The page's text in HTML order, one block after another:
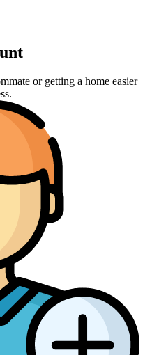
or getting a home easier